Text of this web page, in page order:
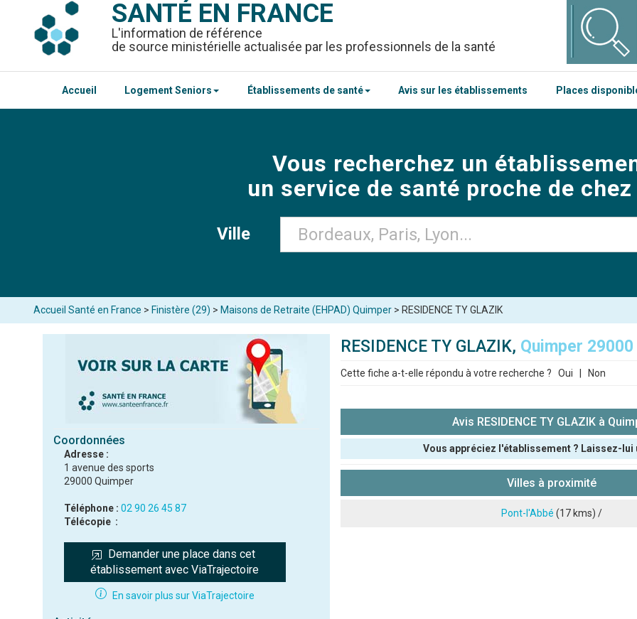
SANTÉ EN FRANCE
L'information de référence
de source ministérielle actualisée par les professionnels de la santé
Accueil Logement Seniors Établissements de santé Avis sur les établissements Places
Vous recherchez un
un service de santé proche de chez
Ville
Accueil Santé en France > Finistère (29) > Maisons de Retraite (EHPAD) Quimper > RESIDENCE TY GLAZIK
Coordonnées
Adresse :
1 avenue des sports
29000 Quimper
Téléphone : 02 90 26 45 87
Télécopie :
Demander une place dans cet
établissement avec ViaTrajectoire
En savoir plus sur ViaTrajectoire
RESIDENCE TY GLAZIK, Quimper 29000
Cette fiche a-t-elle répondu à votre recherche ? Oui Non
Avis RESIDENCE TY GLAZIK à
Vous appréciez l'établissement ? Laissez-lui
Note que vous souhaitez attribuer :
Villes à proximité
Pont-l'Abbé (17 kms) /